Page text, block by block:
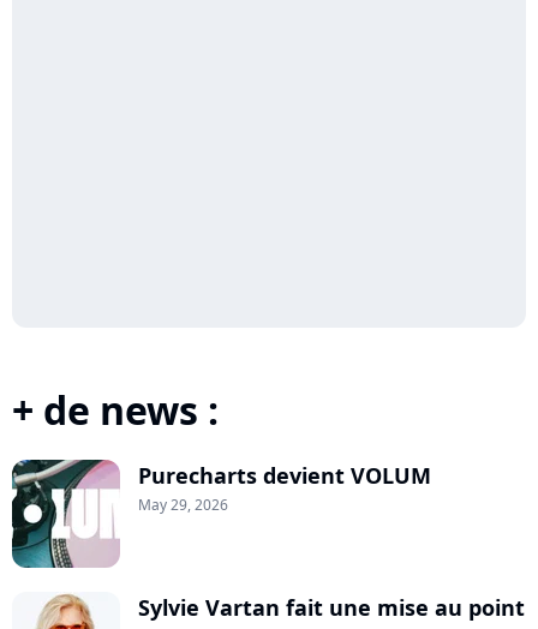
+ de news :
Purecharts devient VOLUM
May 29, 2026
Sylvie Vartan fait une mise au point